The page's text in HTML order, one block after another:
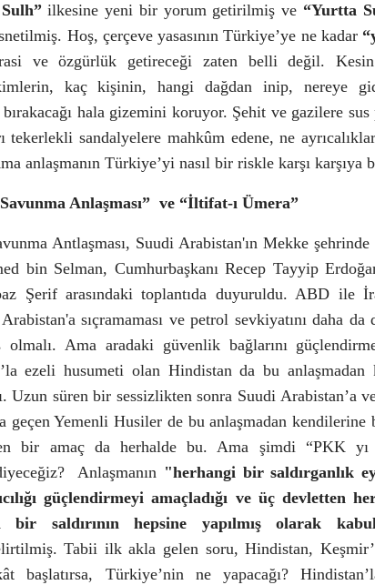
ilkesine yeni bir yorum getirilmiş ve “Yurtta
Hoş, çerçeve yasasının Türkiye’ye ne kadar
ve özgürlük getireceği zaten belli değil.
kaç kişinin, hangi
dağdan inip, nereye
hala gizemini koruyor. Şehit ve gazilere
tekerlekli sandalyelere mahkûm edene, ne
anlaşmanın Türkiye’yi nasıl bir riskle karşı karşıya
Anlaşması” ve “İltifat-ı Ümera”
Antlaşması, Suudi Arabistan'ın Mekke
bin Selman, Cumhurbaşkanı Recep Tayyip
Şerif arasındaki toplantıda duyuruldu. ABD ile
sıçramaması ve petrol sevkiyatını daha da
olmalı. Ama aradaki güvenlik bağlarını
ezeli husumeti olan Hindistan da bu anlaşmadan
Uzun süren bir sessizlikten sonra Suudi Arabistan’a
geçen Yemenli Husiler de bu anlaşmadan kendilerine
bir amaç da herhalde bu. Ama şimdi “PKK yı
Anlaşmanın "herhangi bir saldırganlık
güçlendirmeyi amaçladığı ve üç devletten
bir saldırının hepsine yapılmış olarak
Tabii ilk akla gelen soru, Hindistan,
başlatırsa, Türkiye’nin ne yapacağı?